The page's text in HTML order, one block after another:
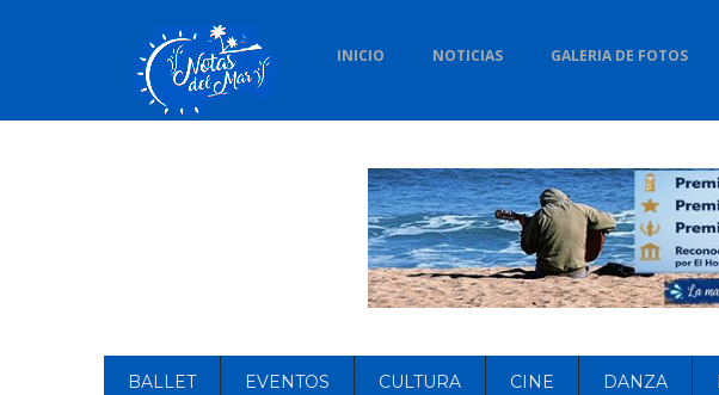
INICIO NOTICIAS GALERIA DE FOTOS
BALLET EVENTOS CULTURA CINE DANZA